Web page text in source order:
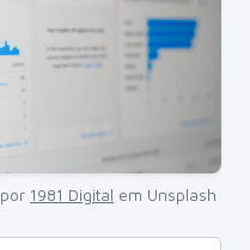
1981 Digital em Unsplash